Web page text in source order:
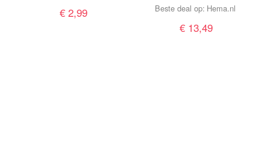
€2,99 Beste deal op: hema.nl
€ 13,49